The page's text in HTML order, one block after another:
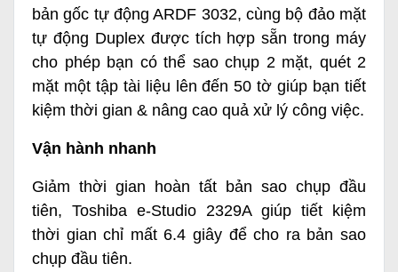
bản gốc tự động ARDF 3032, cùng bộ đảo mặt
tự động Duplex được tích hợp sẵn trong máy
cho phép bạn có thể sao chụp 2 mặt, quét 2
mặt một tập tài liệu lên đến 50 tờ giúp bạn tiết
kiệm thời gian & nâng cao quả xử lý công việc.
Vận hành nhanh
Giảm thời gian hoàn tất bản sao chụp đầu
tiên, Toshiba e-Studio 2329Agiúp tiết kiệm
thời gian chỉ mất 6.4 giây để cho ra bản sao
chụp đầu tiên.